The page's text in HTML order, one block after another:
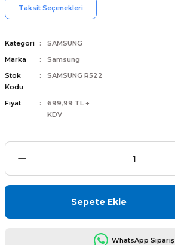
Taksit Seçenekleri
Kategori
SAMSUNG
Marka
Samsung
Stok
Kodu
SAMSUNG R522
Fiyat
699,99 TL +
KDV
Sepete Ekle
WhatsApp Sipariş